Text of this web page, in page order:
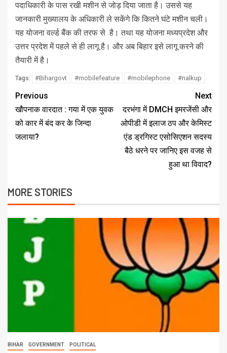
पदाधिकारी के पास रखी मशीन से जोड़ दिया जाता है। उससे यह
जानकारी मुख्यालय के अधिकारी ले सकेंगे कि कितने घंटे मशीन चली।
यह योजना वर्ल्ड बैंक की तरफ से है। तथा यह योजना मध्यप्रदेश और
उत्तर प्रदेश में पहले से ही लागू है। और अब बिहार इसे लागू करने की
तैयारी में है।
Tags: #Bihargovt #mobilefeature #mobilephone #nalkup
Previous
खौपनाक वारदात : गया में एक युवक
को कार में बंद कर के जिन्दा
जलाया?
Next
दरभंगा में DMCH इमरजेंसी और
ओपीडी में इलाज ठप और केमिस्ट
एंड ड्रगिस्ट एसोसिएशन सदस्य
बैठे धरने पर जानिए इस वजह से
हुआ था विवाद?
MORE STORIES
BIHAR GOVERNMENT POLITICAL